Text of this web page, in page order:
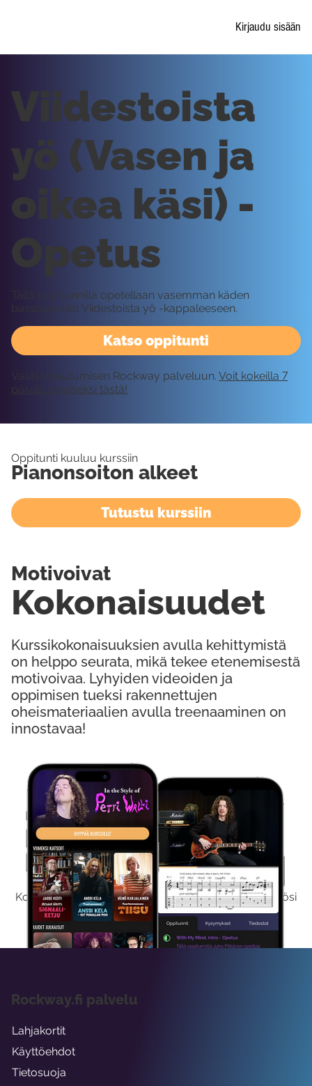
Kirjaudu sisään
Kokeile Ilmaiseksi
Kokeilemalla ilmaiseksi saat koko sisältömme käyttöösi
viikon ajaksi.
Katso oppitunti
Viidestoista
yö (Vasen ja
oikea käsi) -
Opetus
Tällä oppitunnilla opetellaan vasemman käden
bassosävelet Viidestoista yö -kappaleeseen.
Vaatii kirjautumisen Rockway palveluun. Voit kokeilla 7
päivää ilmaiseksi tästä!
Oppitunti kuuluu kurssiin
Pianonsoiton alkeet
Tutustu kurssiin
Kurssikokonaisuuksien avulla kehittymistä
on helppo seurata, mikä tekee etenemisestä
motivoivaa. Lyhyiden videoiden ja
oppimisen tueksi rakennettujen
oheismateriaalien avulla treenaaminen on
innostavaa!
Kokonaisuudet
Motivoivat
Rockway.fi palvelu
Lahjakortit
Käyttöehdot
Tietosuoja